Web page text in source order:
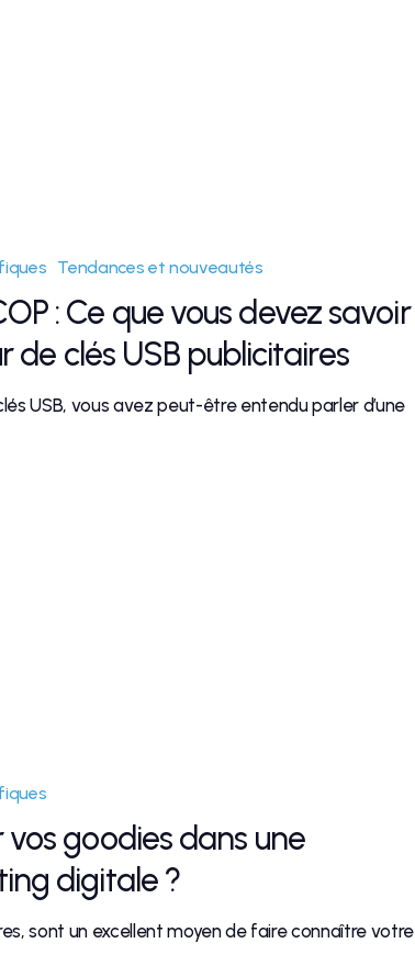
Tendances et nouveautés
: Ce que vous devez savoir
de clés USB publicitaires
USB, vous avez peut-être entendu parler d’une
goodies dans une
digitale ?
sont un excellent moyen de faire connaître votre